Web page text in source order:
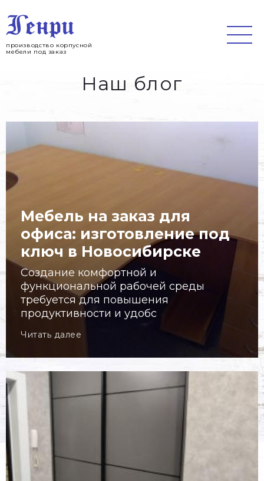
to
navigation
Наш блог
Мебель на заказ для
офиса: изготовление под
ключ в Новосибирске
Создание комфортной и
функциональной рабочей среды
требуется для повышения
продуктивности и удобс
Читать далее